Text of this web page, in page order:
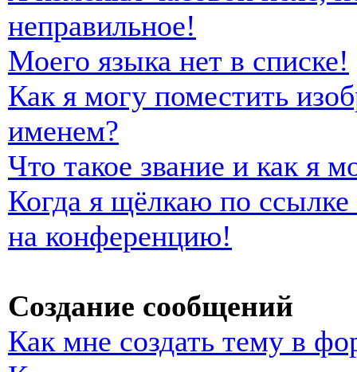
неправильное!
Моего языка нет в списке!
Как я могу поместить
именем?
Что такое звание и как я
Когда я щёлкаю по
на конференцию!
Создание сообщений
Как мне создать тему в